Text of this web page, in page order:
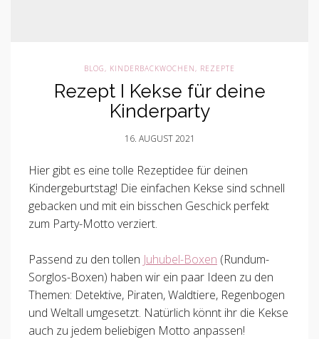
BLOG, KINDERBACKWOCHEN, REZEPTE
Rezept I Kekse für deine
Kinderparty
16. AUGUST 2021
Hier gibt es eine tolle Rezeptidee für deinen
Kindergeburtstag! Die einfachen Kekse sind schnell
gebacken und mit ein bisschen Geschick perfekt
zum Party-Motto verziert.
Passend zu den tollen Juhubel-Boxen (Rundum-
Sorglos-Boxen) haben wir ein paar Ideen zu den
Themen: Detektive, Piraten, Waldtiere, Regenbogen
und Weltall umgesetzt. Natürlich könnt ihr die Kekse
auch zu jedem beliebigen Motto anpassen!